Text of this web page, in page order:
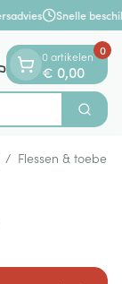
Snelle
Zoek
0 artikelen
€ 0,00
0
/ Flessen &